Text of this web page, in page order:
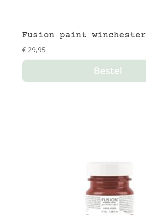
Fusion paint winchester
€29,95
Bestel